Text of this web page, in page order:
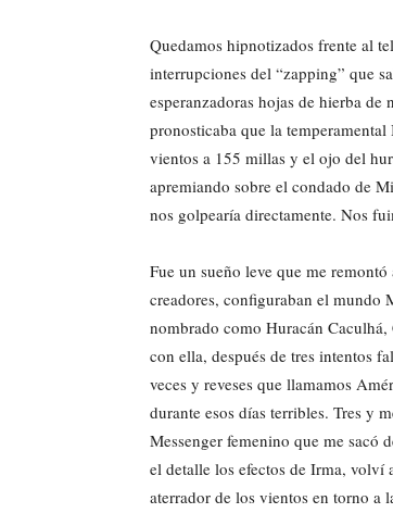
Quedamos hipnotizados frente al
interrupciones del “zapping” que
esperanzadoras hojas de hierba
pronosticaba que la
vientos a 155 millas y el ojo del
apremiando sobre el condado de
nos golpearía directamente. Nos
Fue un sueño leve que me
creadores, configuraban el mundo
nombrado como Huracán
con ella, después de tres intentos
veces y reveses que llamamos
durante esos días terribles. Tres y
Messenger femenino que me sacó
el detalle los efectos de Irma, volví
aterrador de los vientos en torno a